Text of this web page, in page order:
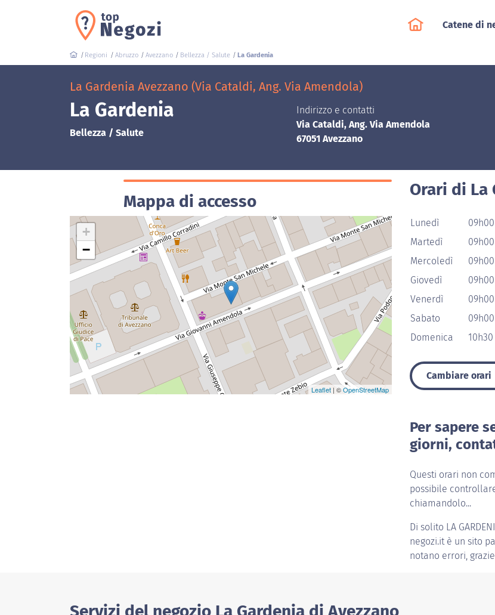
Catene di
Regioni Abruzzo Avezzano Bellezza / Salute La Gardenia
La Gardenia Avezzano (Via Cataldi, Ang. Via Amendola)
La Gardenia
Bellezza / Salute
Indirizzo e contatti
Via Cataldi, Ang. Via Amendola
67051 Avezzano
Mappa di accesso
+
−
Leaflet | ©OpenStreetMap
Orari di La
Lunedì
Martedì
Mercoledì
Giovedì
Venerdì
Sabato
Domenica
Cambiare orari
Per sapere
giorni,
Questi orari non
possibile
chiamandolo...
Di solito LA
negozi.it è un sito
notano errori,